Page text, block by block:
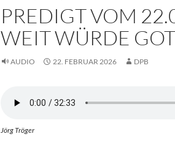
PREDIGT VOM
WEIT WÜRDE
AUDIO 22. FEBRUAR 2026 DPB
Jörg Tröger